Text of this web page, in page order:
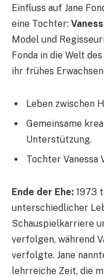
Einfluss auf Jane
eine Tochter:
Model und
Fonda in die Welt
ihr frühes
Leben zwischen
Gemeinsame
Unterstützung.
Tochter Vanessa
Ende der Ehe: 1973
unterschiedlicher
Schauspielkarriere
verfolgen, während
verfolgte. Jane
lehrreiche Zeit, die